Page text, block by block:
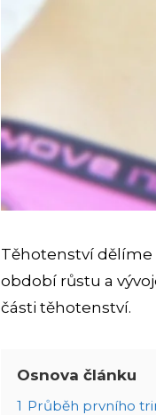
Těhotenství dělíme
období růstu a
části těhotenství.
Osnova článku
1 Průběh prvního